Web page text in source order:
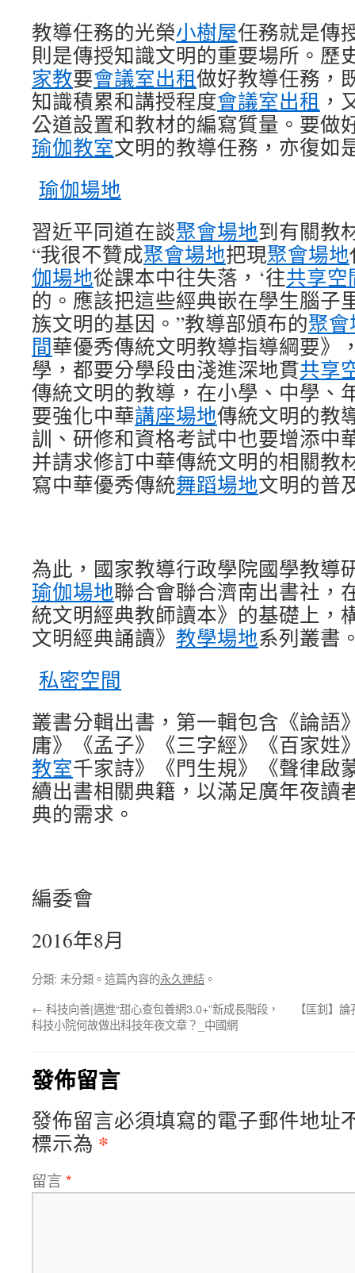
教導任務的光榮小樹屋任務就是傳
則是傳授知識文明的重要場所。歷
家教要會議室出租做好教導任務，
知識積累和講授程度會議室出租 ，
公道設置和教材的編寫質量。要做
瑜伽教室文明的教導任務，亦復如
瑜伽場地
習近平同道在談聚會場地到有關教
“我很不贊成聚會場地把現聚會場地
伽場地從課本中往失落，‘往共享空
的。應該把這些經典嵌在學生腦子
族文明的基因。”教導部頒布的聚
間華優秀傳統文明教導指導綱要》
學，都要分學段由淺進深地貫共享
傳統文明的教導，在小學、中學、
要強化中華講座場地傳統文明的教
訓、研修和資格考試中也要增添中
并請求修訂中華傳統文明的相關教
寫中華優秀傳統舞蹈場地文明的普
為此，國家教導行政學院國學教導
瑜伽場地聯合會聯合濟南出書社，
統文明經典教師讀本》的基礎上，
文明經典誦讀》 教學場地系列叢書
私密空間
叢書分輯出書，第一輯包含《論語
庸》《孟子》《三字經》《百家姓
教室千家詩》《門生規》《聲律啟
續出書相關典籍，以滿足廣年夜讀
典的需求。
編委會
2016年8月
分類: 未分類。這篇內容的永久連結 。
← 科技向善|邁進“甜心查包養網3.0+”新成長階段，
科技小院何故做出科技年夜文章？_中國網
【匡釗】
發佈留言
發佈留言必須填寫的電子郵件地址
標示為 *
留言 *